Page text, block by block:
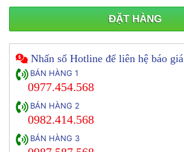
ĐẶT HÀNG
Nhấn số Hotline để liên hệ báo giá
BÁN HÀNG 1
0977.454.568
BÁN HÀNG 2
0982.414.568
BÁN HÀNG 3